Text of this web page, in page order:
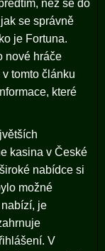
než se do
se správně
je Fortuna.
nové hráče
tomto článku
které
kasina v České
nabídce si
možné
je
V